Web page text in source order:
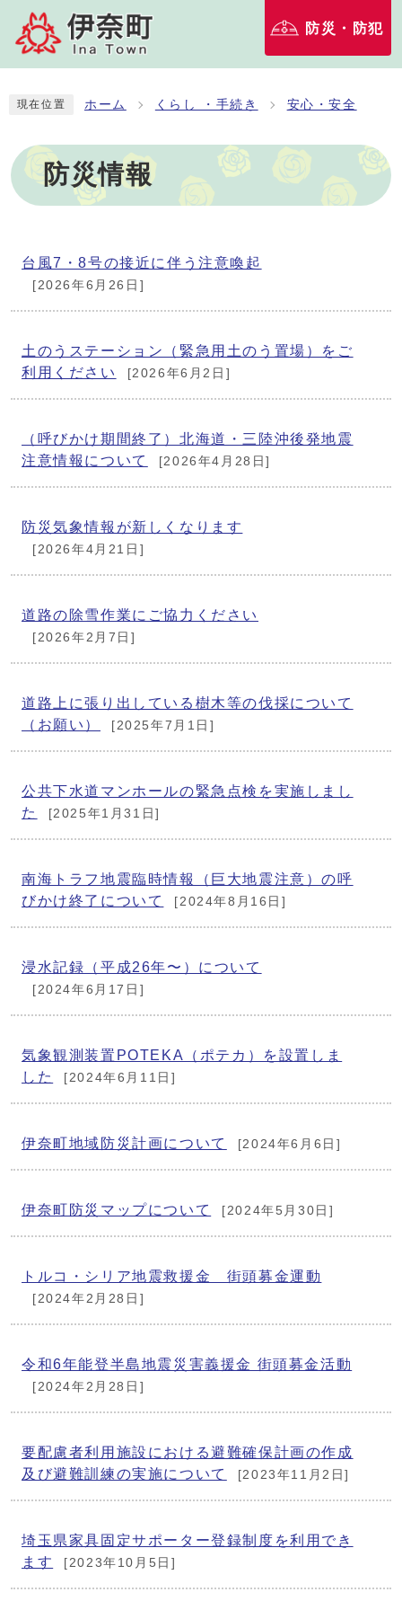
防災・防犯
現在位置 ホーム くらし ・手続き 安心・安全
防災情報
台風7・8号の接近に伴う注意喚起
[2026年6月26日]
土のうステーション（緊急用土のう置場）をご
利用ください
[2026年6月2日]
（呼びかけ期間終了）北海道・三陸沖後発地震
注意情報について
[2026年4月28日]
防災気象情報が新しくなります
[2026年4月21日]
道路の除雪作業にご協力ください
[2026年2月7日]
道路上に張り出している樹木等の伐採について
（お願い）
[2025年7月1日]
公共下水道マンホールの緊急点検を実施しまし
た
[2025年1月31日]
南海トラフ地震臨時情報（巨大地震注意）の呼
びかけ終了について
[2024年8月16日]
浸水記録（平成26年〜）について
[2024年6月17日]
気象観測装置POTEKA（ポテカ）を設置しま
した
[2024年6月11日]
伊奈町地域防災計画について [2024年6月6日]
伊奈町防災マップについて [2024年5月30日]
トルコ・シリア地震救援金 街頭募金運動
[2024年2月28日]
令和6年能登半島地震災害義援金 街頭募金活動
[2024年2月28日]
要配慮者利用施設における避難確保計画の作成
及び避難訓練の実施について
[2023年11月2日]
埼玉県家具固定サポーター登録制度を利用でき
ます
[2023年10月5日]